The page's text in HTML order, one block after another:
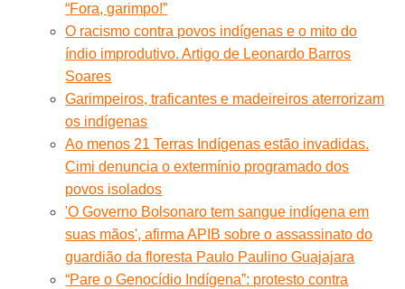
“Fora, garimpo!”
O racismo contra povos indígenas e o mito do
índio improdutivo. Artigo de Leonardo Barros
Soares
Garimpeiros, traficantes e madeireiros aterrorizam
os indígenas
Ao menos 21 Terras Indígenas estão invadidas.
Cimi denuncia o extermínio programado dos
povos isolados
'O Governo Bolsonaro tem sangue indígena em
suas mãos', afirma APIB sobre o assassinato do
guardião da floresta Paulo Paulino Guajajara
“Pare o Genocídio Indígena”: protesto contra